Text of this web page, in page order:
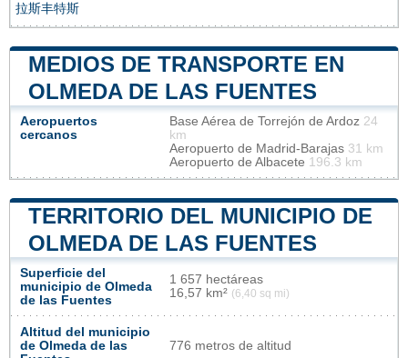
拉斯丰特斯
MEDIOS DE TRANSPORTE EN
OLMEDA DE LAS FUENTES
Aeropuertos
cercanos
Base Aérea de Torrejón de Ardoz 24
km
Aeropuerto de Madrid-Barajas 31 km
Aeropuerto de Albacete 196.3 km
TERRITORIO DEL MUNICIPIO DE
OLMEDA DE LAS FUENTES
Superficie del
municipio de Olmeda
de las Fuentes
1 657 hectáreas
16,57 km² (6,40 sq mi)
Altitud del municipio
de Olmeda de las
776 metros de altitud